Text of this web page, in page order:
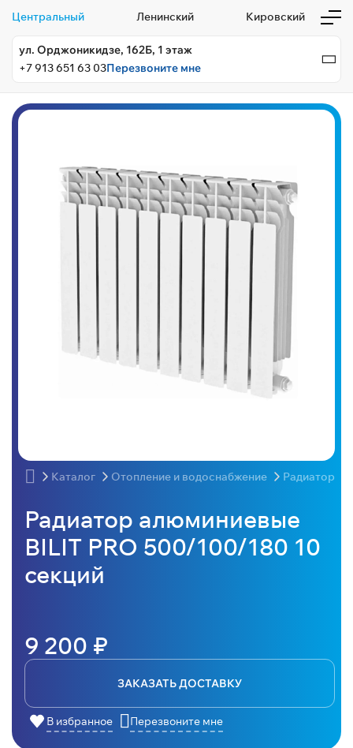
Центральный Ленинский Кировский
ул. Орджоникидзе, 162Б, 1 этаж
+7 913 651 63 03Перезвоните мне
Каталог Отопление и водоснабжение Радиаторы
Радиатор алюминиевые
BILIT PRO 500/100/180 10
секций
9 200 ₽
ЗАКАЗАТЬ ДОСТАВКУ
В избранное Перезвоните мне